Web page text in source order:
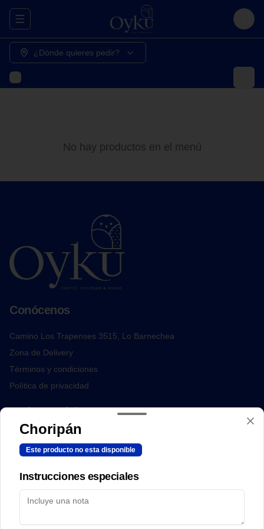
Abrir menu de navegación Login
¿Dónde quieres pedir?
No hay productos en el menú
Conócenos
Camino Los Trapenses 3515, Lo Barnechea
Zona de Delivery
Términos y condiciones
Política de privacidad
Redes sociales
Facebook
Choripán
Este producto no esta disponible
Instrucciones especiales